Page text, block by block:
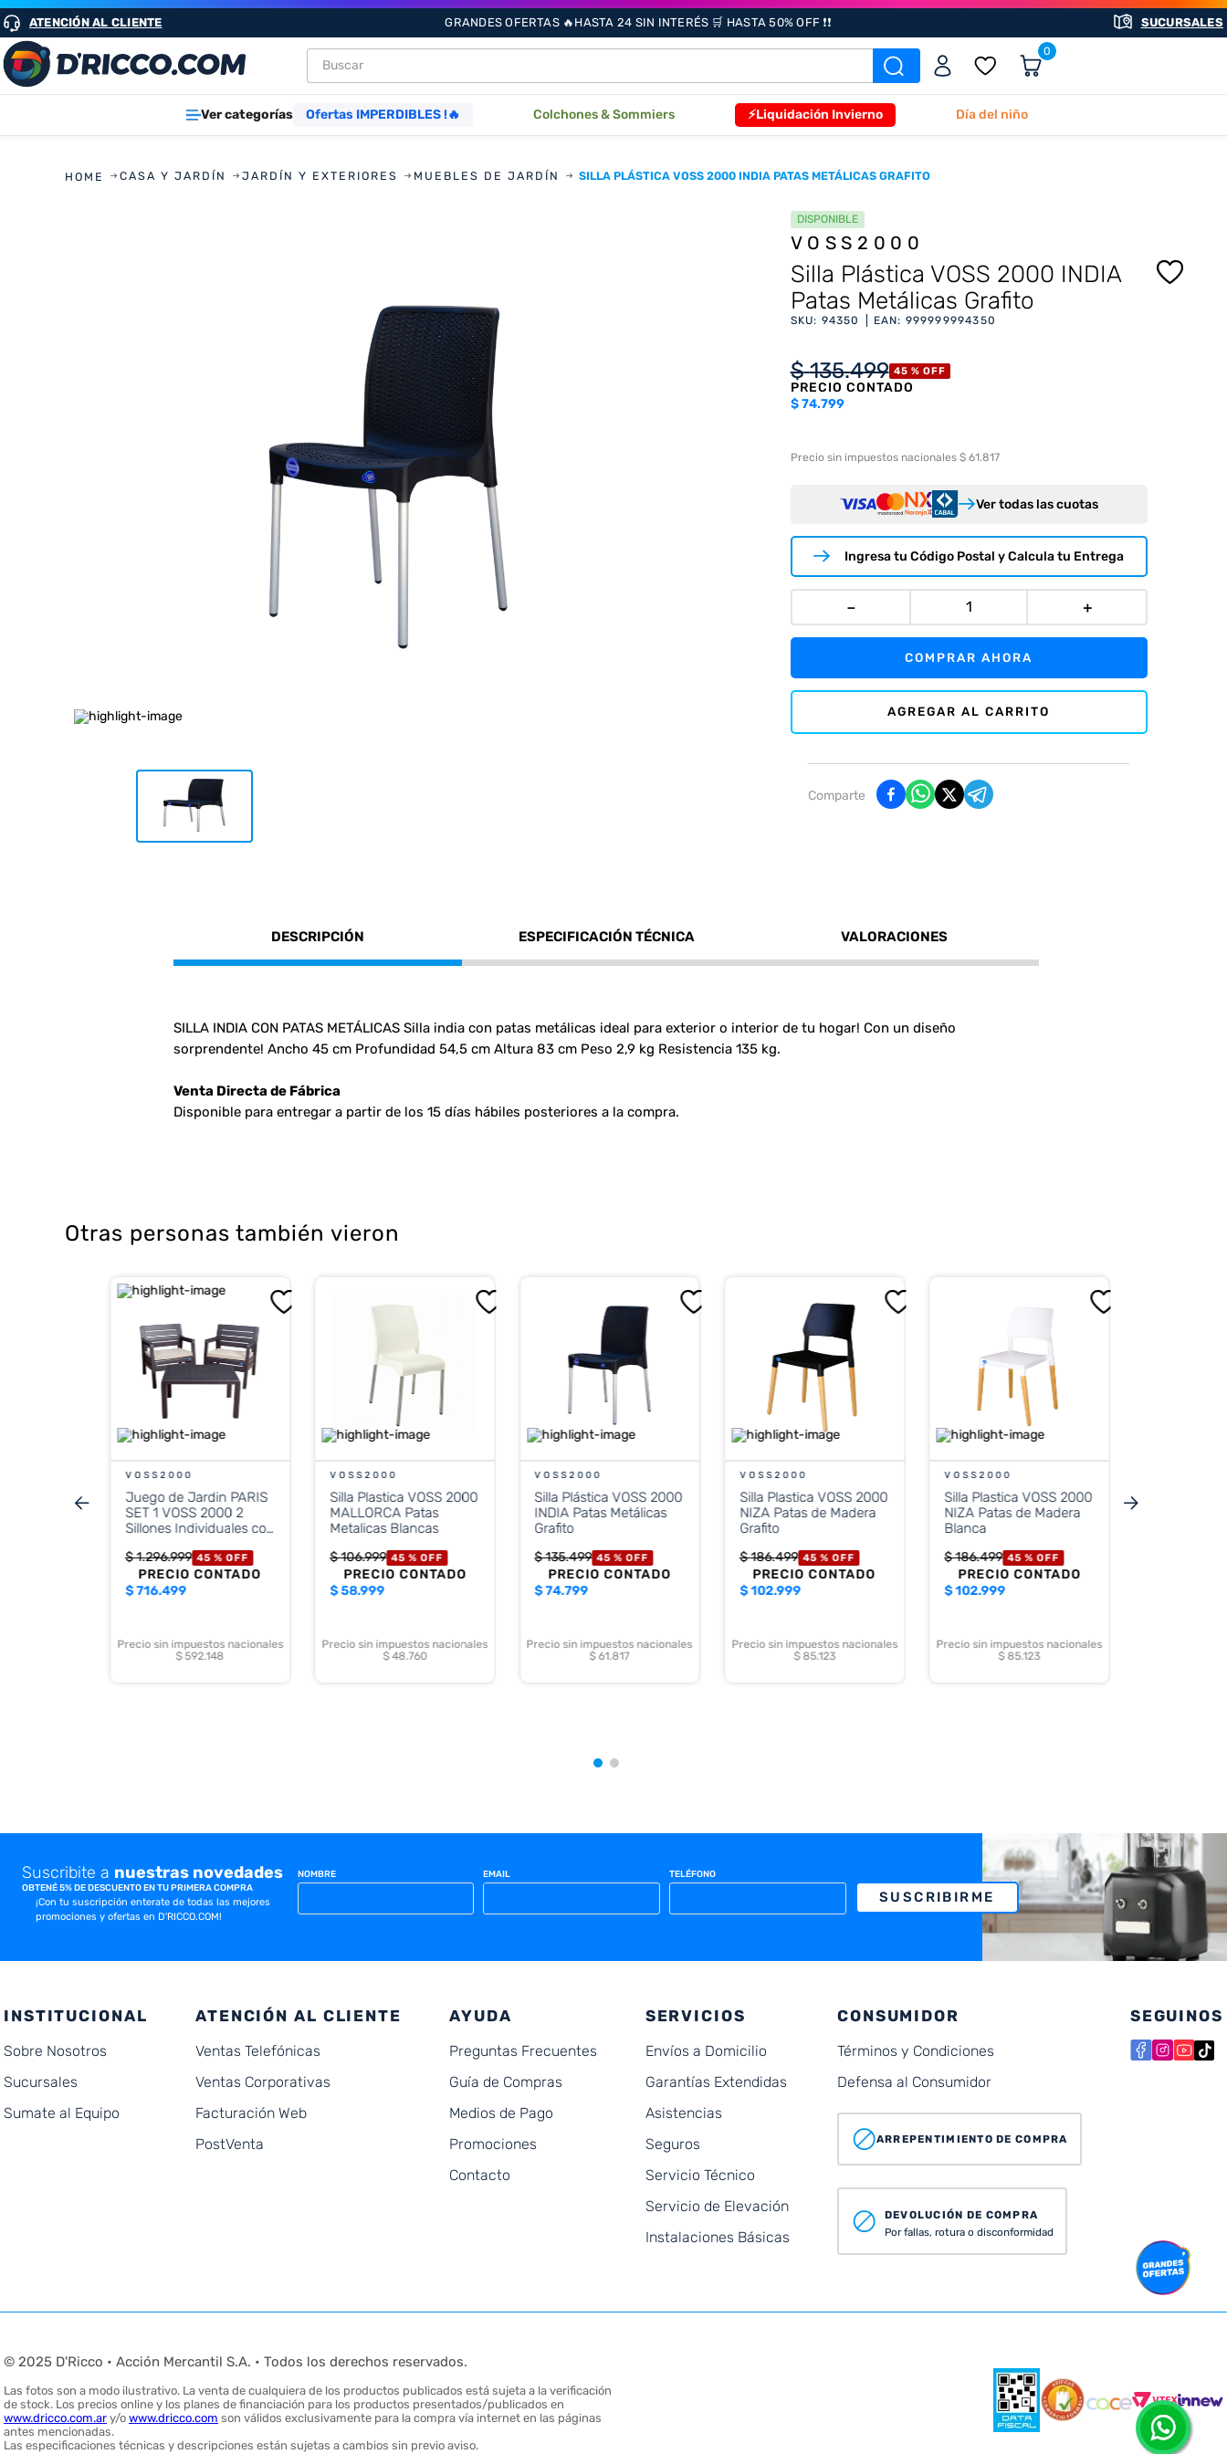
ATENCIÓN AL CLIENTE GRANDES OFERTAS 🔥HASTA 24 SIN INTERÉS 🛒 HASTA 50% OFF ❗❗ SUCURSALES
Buscar 0
Ver categorías Ofertas IMPERDIBLES !🔥 Colchones & Sommiers ⚡Liquidación Invierno Día del niño
CASA Y JARDÍN JARDÍN Y EXTERIORES MUEBLES DE JARDÍN SILLA PLÁSTICA VOSS 2000 INDIA PATAS METÁLICAS GRAFITO
DISPONIBLE
VOSS2000
Silla Plástica VOSS 2000 INDIA
Patas Metálicas Grafito
SKU: 94350 EAN: 999999994350
$ 135.499 45 % OFF
PRECIO CONTADO
$74.799
Precio sin impuestos nacionales $ 61.817
Ver todas las cuotas
Ingresa tu Código Postal y Calcula tu Entrega
＋
－
COMPRAR AHORA
AGREGAR AL CARRITO
Comparte
DESCRIPCIÓN ESPECIFICACIÓN TÉCNICA VALORACIONES
SILLA INDIA CON PATAS METÁLICAS Silla india con patas metálicas ideal para exterior o interior de tu hogar! Con un diseño
sorprendente! Ancho 45 cm Profundidad 54,5 cm Altura 83 cm Peso 2,9 kg Resistencia 135 kg.
Venta Directa de Fábrica
Disponible para entregar a partir de los 15 días hábiles posteriores a la compra.
Otras personas también vieron
nacionales
VOSS2000
Juego de Jardin PARIS
SET 1 VOSS 2000 2
Sillones Individuales con
$1.296.999 45 %OFF
PRECIO CONTADO
$716.499
Precio sin impuestos nacionales
$ 592.148
VOSS2000
Silla Plastica VOSS 2000
MALLORCA Patas
Metalicas Blancas
$106.999 45 % OFF
PRECIO CONTADO
$58.999
Precio sin impuestos nacionales
$ 48.760
VOSS2000
Silla Plástica VOSS 2000
INDIA Patas Metálicas
Grafito
$135.499 45 % OFF
PRECIO CONTADO
$74.799
Precio sin impuestos nacionales
$ 61.817
VOSS2000
Silla Plastica VOSS 2000
NIZA Patas de Madera
Grafito
$186.499 45 %OFF
PRECIO CONTADO
$102.999
Precio sin impuestos nacionales
$ 85.123
VOSS2000
Silla Plastica VOSS 2000
NIZA Patas de Madera
Blanca
$186.499 45 % OFF
PRECIO CONTADO
$102.999
Precio sin impuestos nacionales
$ 85.123
Suscribite a nuestras novedades
OBTENÉ 5% DE DESCUENTO EN TU PRIMERA COMPRA
¡Con tu suscripción enterate de todas las mejores
promociones y ofertas en D'RICCO.COM!
NOMBRE EMAIL TELÉFONO
SUSCRIBIRME
INSTITUCIONAL
Sobre Nosotros
Sucursales
Sumate al Equipo
ATENCIÓN AL CLIENTE
Ventas Telefónicas
Ventas Corporativas
Facturación Web
PostVenta
AYUDA
Preguntas Frecuentes
Guía de Compras
Medios de Pago
Promociones
Contacto
SERVICIOS
Envíos a Domicilio
Garantías Extendidas
Asistencias
Seguros
Servicio Técnico
Servicio de Elevación
Instalaciones Básicas
CONSUMIDOR
Términos y Condiciones
Defensa al Consumidor
ARREPENTIMIENTO DE COMPRA
DEVOLUCIÓN DE COMPRA
Por fallas, rotura o disconformidad
SEGUINOS
© 2025 D'Ricco • Acción Mercantil S.A. • Todos los derechos reservados.
Las fotos son a modo ilustrativo. La venta de cualquiera de los productos publicados está sujeta a la verificación
de stock. Los precios online y los planes de financiación para los productos presentados/publicados en
www.dricco.com.ar y/o www.dricco.com son válidos exclusivamente para la compra vía internet en las páginas
antes mencionadas.
Las especificaciones técnicas y descripciones están sujetas a cambios sin previo aviso.
TÉRMINOS MÁS BUSCADOS
1. heladeras
termotanque
freidora aire
cocina